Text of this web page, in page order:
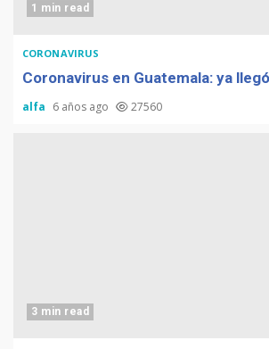
1 min read
CORONAVIRUS
Coronavirus en Guatemala: ya llegó
alfa 6 años ago 27560
3 min read